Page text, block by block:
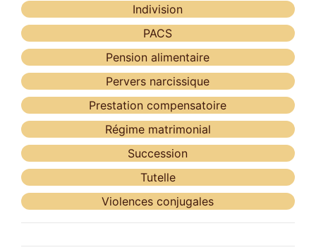
Indivision
PACS
Pension alimentaire
Pervers narcissique
Prestation compensatoire
Régime matrimonial
Succession
Tutelle
Violences conjugales